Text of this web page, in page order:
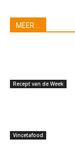
MEER ...
Recept van de Week
Vincetafood